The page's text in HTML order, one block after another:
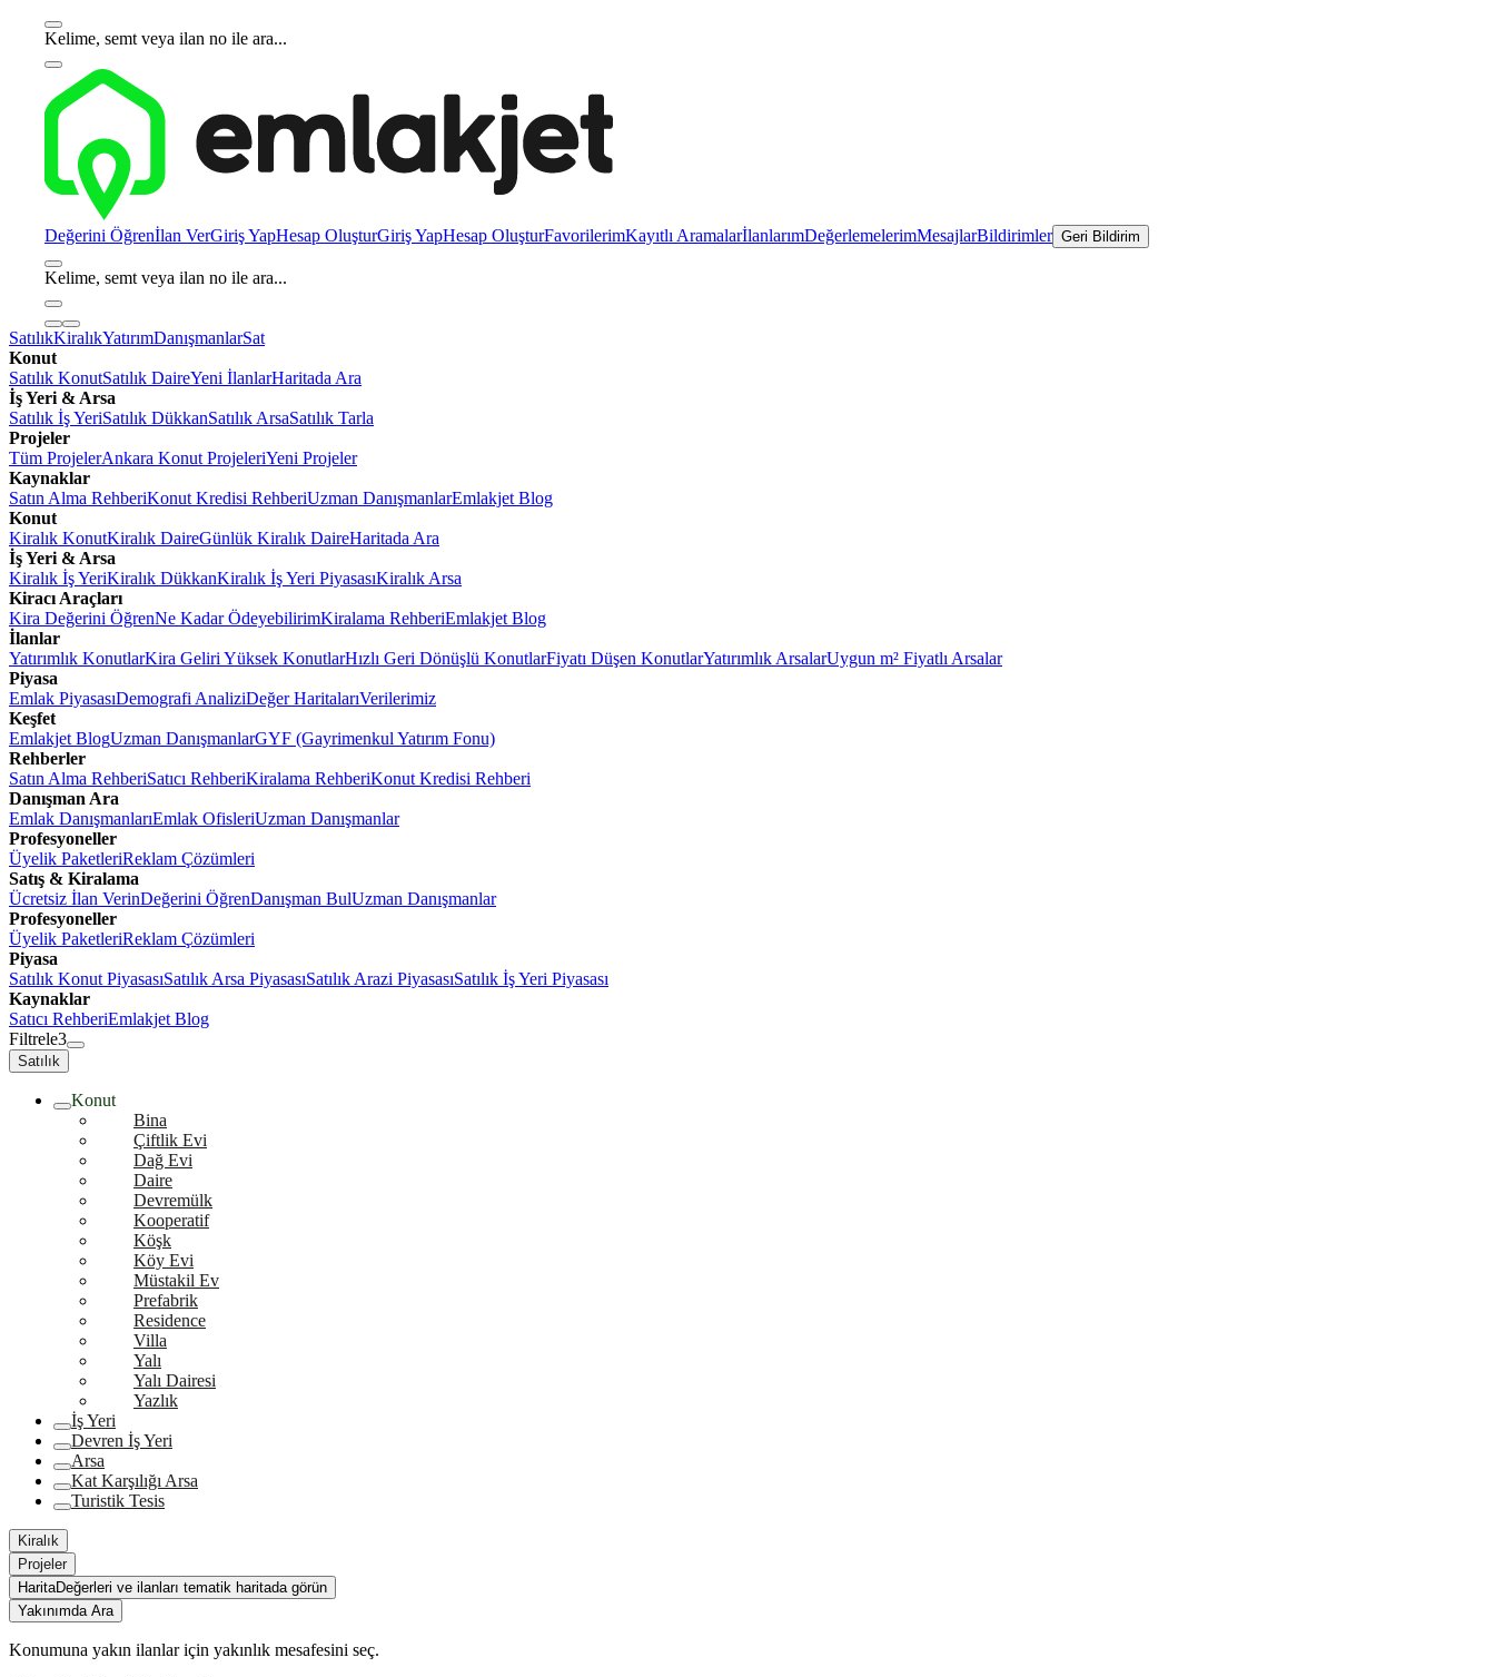
Kelime, semt veya ilan no ile ara...
Değerini Öğrenİlan VerGiriş YapHesap OluşturGiriş YapHesap OluşturFavorilerimKayıtlı AramalarİlanlarımDeğerlemelerimMesajlarBildirimler Geri Bildirim
Kelime, semt veya ilan no ile ara...
SatılıkKiralıkYatırımDanışmanlarSat
Konut
Satılık KonutSatılık DaireYeni İlanlarHaritada Ara
İş Yeri & Arsa
Satılık İş YeriSatılık DükkanSatılık ArsaSatılık Tarla
Projeler
Tüm ProjelerAnkara Konut ProjeleriYeni Projeler
Kaynaklar
Satın Alma RehberiKonut Kredisi RehberiUzman DanışmanlarEmlakjet Blog
Konut
Kiralık KonutKiralık DaireGünlük Kiralık DaireHaritada Ara
İş Yeri & Arsa
Kiralık İş YeriKiralık DükkanKiralık İş Yeri PiyasasıKiralık Arsa
Kiracı Araçları
Kira Değerini ÖğrenNe Kadar ÖdeyebilirimKiralama RehberiEmlakjet Blog
İlanlar
Yatırımlık KonutlarKira Geliri Yüksek KonutlarHızlı Geri Dönüşlü KonutlarFiyatı Düşen KonutlarYatırımlık ArsalarUygun m² Fiyatlı Arsalar
Piyasa
Emlak PiyasasıDemografi AnaliziDeğer HaritalarıVerilerimiz
Keşfet
Emlakjet BlogUzman DanışmanlarGYF (Gayrimenkul Yatırım Fonu)
Rehberler
Satın Alma RehberiSatıcı RehberiKiralama RehberiKonut Kredisi Rehberi
Danışman Ara
Emlak DanışmanlarıEmlak OfisleriUzman Danışmanlar
Profesyoneller
Üyelik PaketleriReklam Çözümleri
Satış & Kiralama
Ücretsiz İlan VerinDeğerini ÖğrenDanışman BulUzman Danışmanlar
Profesyoneller
Üyelik PaketleriReklam Çözümleri
Piyasa
Satılık Konut PiyasasıSatılık Arsa PiyasasıSatılık Arazi PiyasasıSatılık İş Yeri Piyasası
Kaynaklar
Satıcı RehberiEmlakjet Blog
Filtrele3
Satılık
Konut
Bina
Çiftlik Evi
Dağ Evi
Daire
Devremülk
Kooperatif
Köşk
Köy Evi
Müstakil Ev
Prefabrik
Residence
Villa
Yalı
Yalı Dairesi
Yazlık
İş Yeri
Devren İş Yeri
Arsa
Kat Karşılığı Arsa
Turistik Tesis
Kiralık
Projeler
HaritaDeğerleri ve ilanları tematik haritada görün
Yakınımda Ara
Konumuna yakın ilanlar için yakınlık mesafesini seç.